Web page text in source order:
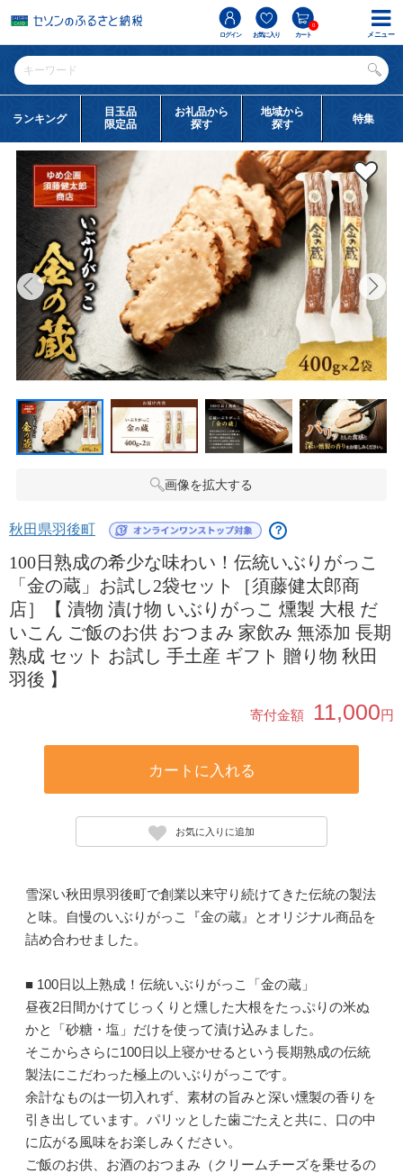
ログイン お気に入り カート
0
ランキング
目玉品
限定品
お礼品から
探す
地域から
探す
特集
画像を拡大する
秋田県羽後町 ？
100日熟成の希少な味わい！伝統いぶりがっこ
「金の蔵」お試し2袋セット［須藤健太郎商
店］【 漬物 漬け物 いぶりがっこ 燻製 大根 だ
いこん ご飯のお供 おつまみ 家飲み 無添加 長期
熟成 セット お試し 手土産 ギフト 贈り物 秋田
羽後 】
寄付金額 11,000円
カートに入れる
お気に入りに追加
雪深い秋田県羽後町で創業以来守り続けてきた伝統の製法
と味。自慢のいぶりがっこ『金の蔵』とオリジナル商品を
詰め合わせました。
■ 100日以上熟成！伝統いぶりがっこ「金の蔵」
昼夜2日間かけてじっくりと燻した大根をたっぷりの米ぬ
かと「砂糖・塩」だけを使って漬け込みました。
そこからさらに100日以上寝かせるという長期熟成の伝統
製法にこだわった極上のいぶりがっこです。
余計なものは一切入れず、素材の旨みと深い燻製の香りを
引き出しています。パリッとした歯ごたえと共に、口の中
に広がる風味をお楽しみください。
ご飯のお供、お酒のおつまみ（クリームチーズを乗せるの
メニュー